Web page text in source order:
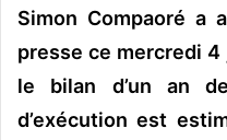
Simon Compaoré a
presse ce mercredi
le bilan d’un an
d’exécution est